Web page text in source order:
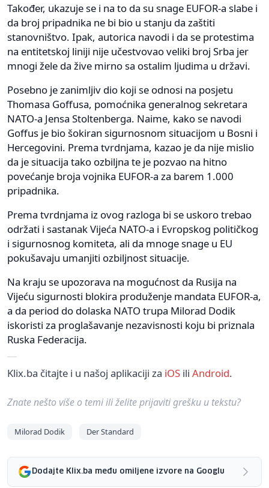
Također, ukazuje se i na to da su snage EUFOR-a slabe i
da broj pripadnika ne bi bio u stanju da zaštiti
stanovništvo. Ipak, autorica navodi i da se protestima
na entitetskoj liniji nije učestvovao veliki broj Srba jer
mnogi žele da žive mirno sa ostalim ljudima u državi.
Posebno je zanimljiv dio koji se odnosi na posjetu
Thomasa Goffusa, pomoćnika generalnog sekretara
NATO-a Jensa Stoltenberga. Naime, kako se navodi
Goffus je bio šokiran sigurnosnom situacijom u Bosni i
Hercegovini. Prema tvrdnjama, kazao je da nije mislio
da je situacija tako ozbiljna te je pozvao na hitno
povećanje broja vojnika EUFOR-a za barem 1.000
pripadnika.
Prema tvrdnjama iz ovog razloga bi se uskoro trebao
održati i sastanak Vijeća NATO-a i Evropskog političkog
i sigurnosnog komiteta, ali da mnoge snage u EU
pokušavaju umanjiti ozbiljnost situacije.
Na kraju se upozorava na mogućnost da Rusija na
Vijeću sigurnosti blokira produženje mandata EUFOR-a,
a da period do dolaska NATO trupa Milorad Dodik
iskoristi za proglašavanje nezavisnosti koju bi priznala
Ruska Federacija.
Klix.ba čitajte i u našoj aplikaciji za iOS ili Android.
Znate nešto više o temi ili želite prijaviti grešku u tekstu?
Milorad Dodik Der Standard
Dodajte Klix.ba među omiljene izvore na Googlu